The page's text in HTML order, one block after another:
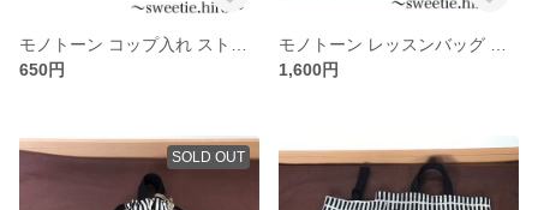
650円
1,600円
SOLD OUT